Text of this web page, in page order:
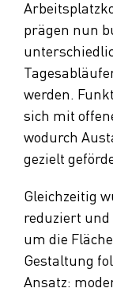
prägen nun
werden.
sich mit
wodurch
gezielt
Gleichzeitig
reduziert
um die
Gestaltung
Ansatz: